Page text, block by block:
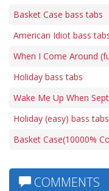
Basket Case bass tabs
American Idiot bass
When I Come Around
Holiday bass tabs
Wake Me Up When
Holiday (easy) bass tabs
Basket Case(10000%
COMMENTS